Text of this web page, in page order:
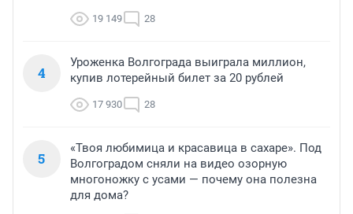
19 149 28
4
Уроженка Волгограда выиграла миллион,
купив лотерейный билет за 20 рублей
17 930 28
5
«Твоя любимица и красавица в сахаре». Под
Волгоградом сняли на видео озорную
многоножку с усами — почему она полезна
для дома?